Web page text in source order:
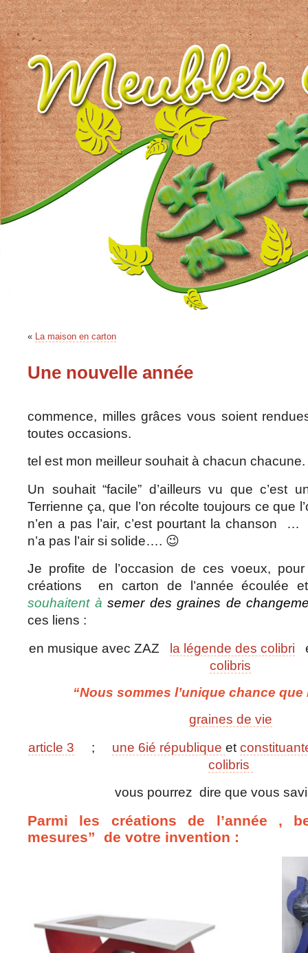
« La maison en carton
Une nouvelle année
commence, milles grâces vous soient
toutes occasions.
tel est mon meilleur souhait à chacun chacune.
Un souhait “facile” d’ailleurs vu que c’est
Terrienne ça, que l’on récolte toujours ce que
n’en a pas l’air, c’est pourtant la chanson
n’a pas l’air si solide…. 😉
Je profite de l’occasion de ces voeux,
créations en carton de l’année écoulée
souhaitent à semer des graines de
ces liens :
en musique avec ZAZ
la légende des colibri
colibris
“Nous sommes l’unique chance
graines de vie
article 3 ; une 6ié république et
colibris
vous pourrez dire que vous
Parmi les créations de l’année ,
mesures” de votre invention :